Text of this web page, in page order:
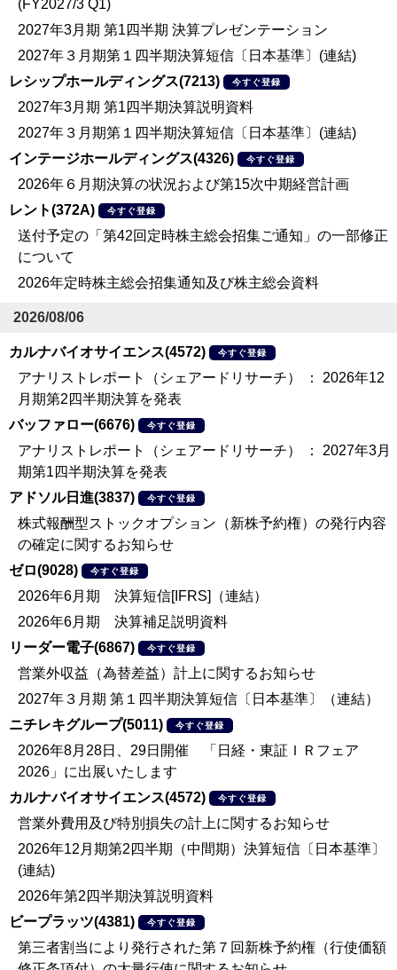
(FY2027/3 Q1)
2027年3月期 第1四半期 決算プレゼンテーション
2027年３月期第１四半期決算短信〔日本基準〕(連結)
レシップホールディングス(7213)
今すぐ登録
2027年3月期 第1四半期決算説明資料
2027年３月期第１四半期決算短信〔日本基準〕(連結)
インテージホールディングス(4326)
今すぐ登録
2026年６月期決算の状況および第15次中期経営計画
レント(372A)
今すぐ登録
送付予定の「第42回定時株主総会招集ご通知」の一部修正
について
2026年定時株主総会招集通知及び株主総会資料
2026/08/06
カルナバイオサイエンス(4572) 今すぐ登録
アナリストレポート（シェアードリサーチ） ： 2026年12
月期第2四半期決算を発表
バッファロー(6676)
今すぐ登録
アナリストレポート（シェアードリサーチ） ： 2027年3月
期第1四半期決算を発表
アドソル日進(3837)
今すぐ登録
株式報酬型ストックオプション（新株予約権）の発行内容
の確定に関するお知らせ
ゼロ(9028)
今すぐ登録
2026年6月期 決算短信[IFRS]（連結）
2026年6月期 決算補足説明資料
リーダー電子(6867)
今すぐ登録
営業外収益（為替差益）計上に関するお知らせ
2027年３月期 第１四半期決算短信〔日本基準〕（連結）
ニチレキグループ(5011)
今すぐ登録
2026年8月28日、29日開催 「日経・東証ＩＲフェア
2026」に出展いたします
カルナバイオサイエンス(4572)
今すぐ登録
営業外費用及び特別損失の計上に関するお知らせ
2026年12月期第2四半期（中間期）決算短信〔日本基準〕
(連結)
2026年第2四半期決算説明資料
ビープラッツ(4381)
今すぐ登録
第三者割当により発行された第７回新株予約権（行使価額